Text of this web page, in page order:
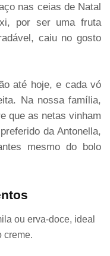
nas ceias de Natal
por ser uma fruta
caiu no gosto
até hoje, e cada vó
Na nossa família,
que as netas vinham
da Antonella,
mesmo do bolo
ou erva-doce, ideal
creme.